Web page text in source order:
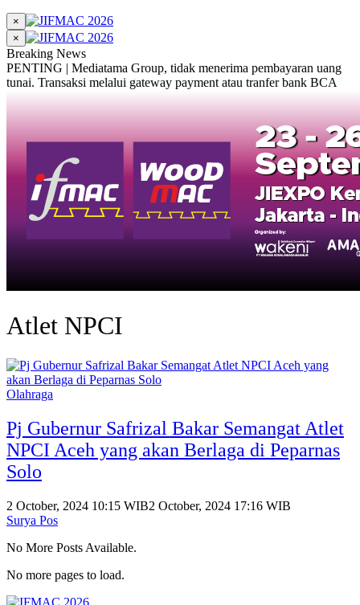
×
×
Breaking News
PENTING | Mediatama Group, tidak menerima pembayaran uang
tunai. Transaksi melalui gateway payment atau tranfer bank BCA
Atlet NPCI
Olahraga
Pj Gubernur Safrizal Bakar Semangat Atlet
NPCI Aceh yang akan Berlaga di Peparnas
Solo
2 October, 2024 10:15 WIB2 October, 2024 17:16 WIB
Surya Pos
No More Posts Available.
No more pages to load.